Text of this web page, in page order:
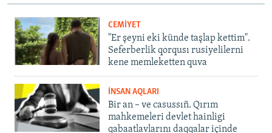
CEMİYET
"Er şeyni eki künde taşlap kettim".
Seferberlik qorqusı rusiyelilerni
kene memleketten quva
İNSAN AQLARI
Bir an – ve casussıñ. Qırım
mahkemeleri devlet hainligi
qabaatlavlarını daqqalar içinde